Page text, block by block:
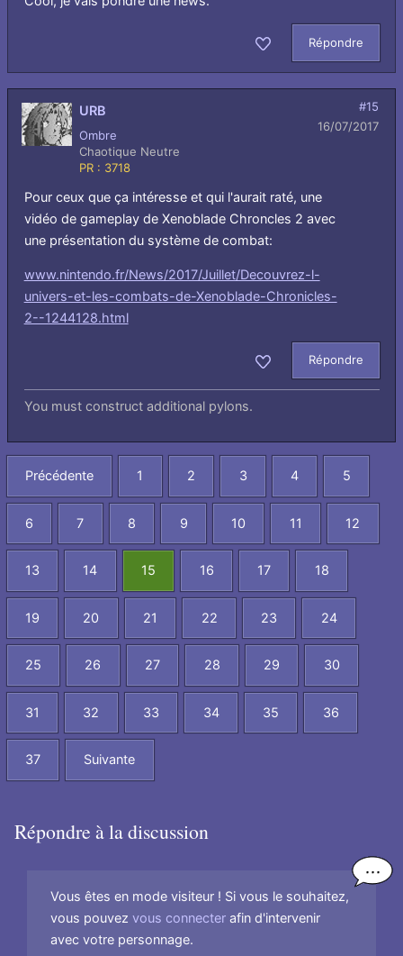
Répondre
URB
Ombre
Chaotique Neutre
PR : 3718
#15
16/07/2017
Pour ceux que ça intéresse et qui l'aurait raté, une
vidéo de gameplay de Xenoblade Chroncles 2 avec
une présentation du système de combat:
www.nintendo.fr/News/2017/Juillet/Decouvrez-l-
univers-et-les-combats-de-Xenoblade-Chronicles-
2--1244128.html
Répondre
You must construct additional pylons.
Précédente 1 2 3 4 5
6 7 8 9 10 11 12
13 14 15 16 17 18
19 20 21 22 23 24
25 26 27 28 29 30
31 32 33 34 35 36
37 Suivante
Répondre à la discussion
Vous êtes en mode visiteur ! Si vous le souhaitez,
vous pouvezvous connecter afin d'intervenir
avec votre personnage.